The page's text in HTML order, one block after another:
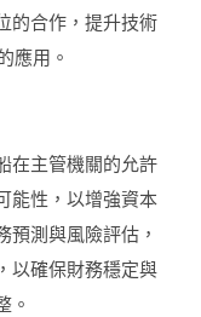
的合作，提升技術
應用。
在主管機關的允許
能性，以增強資本
預測與風險評估，
以確保財務穩定與
。